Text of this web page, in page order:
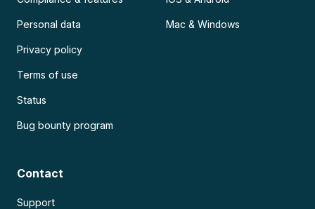
Personal data
Privacy policy
Terms of use
Status
Bug bounty program
Mac & Windows
Contact
Support